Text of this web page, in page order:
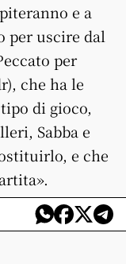
e a
per uscire dal
per
che ha le
di gioco,
Sabba e
e che